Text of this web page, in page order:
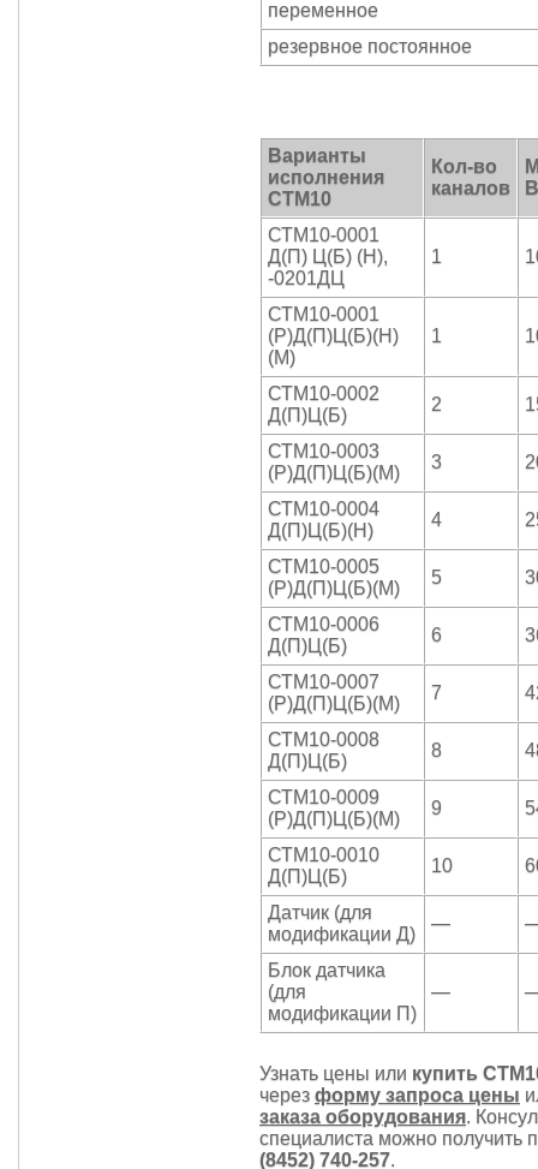
переменное
резервное постоянное
Варианты
исполнения
СТМ10
Кол-во
каналов
СТМ10-0001
Д(П) Ц(Б) (Н),
-0201ДЦ
1
СТМ10-0001
(Р)Д(П)Ц(Б)(Н)
(М)
1
СТМ10-0002
Д(П)Ц(Б)
2
СТМ10-0003
(Р)Д(П)Ц(Б)(М)
3
СТМ10-0004
Д(П)Ц(Б)(Н)
4
СТМ10-0005
(Р)Д(П)Ц(Б)(М)
5
СТМ10-0006
Д(П)Ц(Б)
6
СТМ10-0007
(Р)Д(П)Ц(Б)(М)
7
СТМ10-0008
Д(П)Ц(Б)
8
СТМ10-0009
(Р)Д(П)Ц(Б)(М)
9
СТМ10-0010
Д(П)Ц(Б)
10
Датчик (для
модификации Д)
—
Блок датчика
(для
модификации П)
—
Узнать цены или купить
через форму запроса цены
заказа оборудования.
специалиста можно получить
(8452) 740-257.